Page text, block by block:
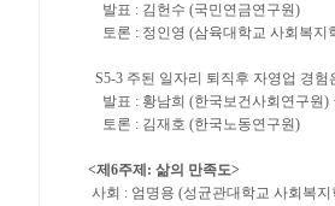
발표 : 김헌수 (국민연금연구원)
토론 : 정인영 (삼육대학교 사회복지
S5-3 주된 일자리 퇴직후 자영업 경
발표 : 황남희 (한국보건사회연구원)
토론 : 김재호 (한국노동연구원)
<제 6주제 : 삶의 만족도>
사회 : 엄명용 (성균관대학교 사회복지